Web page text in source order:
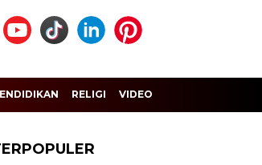
RELIGI VIDEO